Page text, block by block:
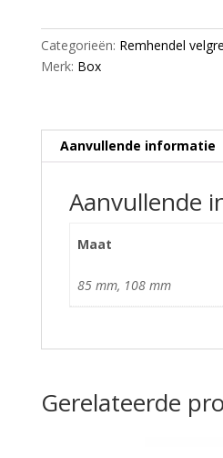
Categorieën: Remhendel
Merk: Box
Aanvullende informatie
Aanvullende
Maat
85 mm, 108 mm
Gerelateerde